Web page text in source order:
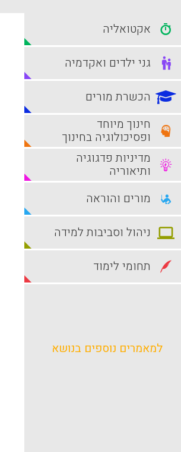
אקטואליה
גני ילדים ואקדמיה
הכשרת מורים
חינוך מיוחד
ופסיכולוגיה בחינוך
מדיניות פדגוגיה
ותיאוריה
מורים והוראה
ניהול וסביבות למידה
תחומי לימוד
למאמרים נוספים בנושא